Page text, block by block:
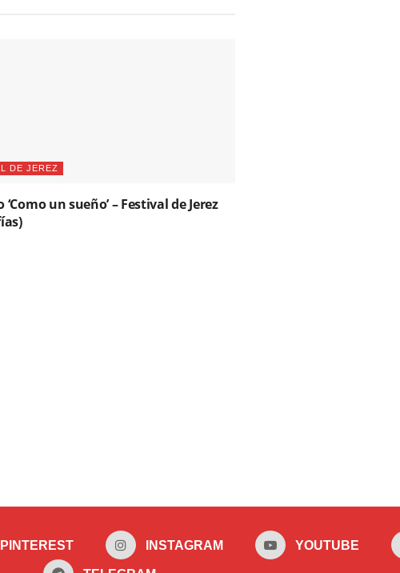
DE JEREZ
un sueño’ – Festival de Jerez
PINTEREST INSTAGRAM YOUTUBE